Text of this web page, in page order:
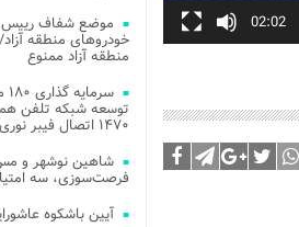
02:02
موضع شفاف رییس
خودروهای منطقه
منطقه آزاد ممنوع
توسعه شبکه تلفن
۱۴۷۰ اتصال فیبر نوری در شهر آمل
شاهین نوشهر و مس
فرصت‌سوزی، سه
آیین باشکوه